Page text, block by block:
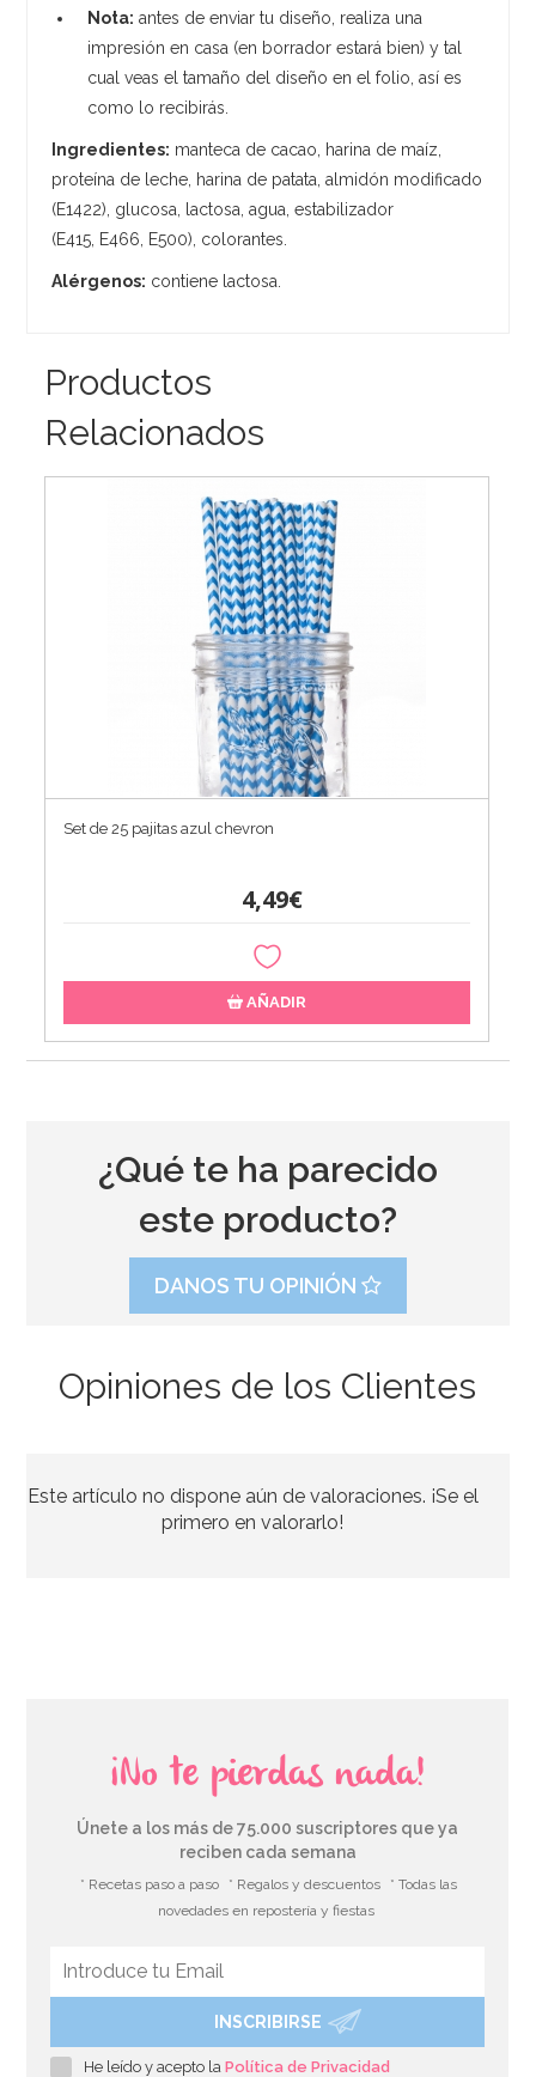
Nota: antes de enviar tu diseño, realiza una
impresión en casa (en borrador estará bien) y tal
cual veas el tamaño del diseño en el folio, así es
como lo recibirás.
Ingredientes: manteca de cacao, harina de maíz,
proteína de leche, harina de patata, almidón modificado
(E1422), glucosa, lactosa, agua, estabilizador
(E415, E466, E500), colorantes.
Alérgenos: contiene lactosa.
Productos
Relacionados
Set de 25 pajitas azul chevron
4,49€
AÑADIR
¿Qué te ha parecido
este producto?
DANOS TU OPINIÓN
Opiniones de los Clientes
Este artículo no dispone aún de valoraciones. ¡Se el
primero en valorarlo!
¡No te pierdas nada!
Únete a los más de 75.000 suscriptores que ya
reciben cada semana
* Recetas paso a paso * Regalos y descuentos
* Todas las
novedades en repostería y fiestas
INSCRIBIRSE
He leído y acepto laPolítica de Privacidad